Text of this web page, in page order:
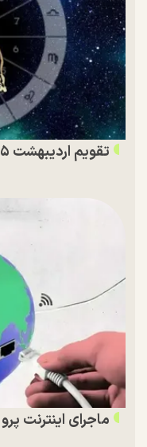
تقویم اردیبهشت ۱۴۰۵ و روز‌های تعطیل این ماه
ماجرای اینترنت